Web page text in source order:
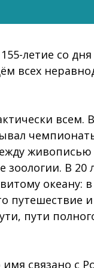
летие со
всех
всем.
живописью
зоологии. В 20
океану:
путешествие
пути
связано с